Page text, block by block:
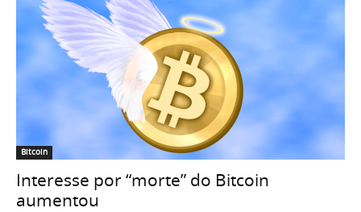
Bitcoin
Interesse por “morte” do Bitcoin
aumentou